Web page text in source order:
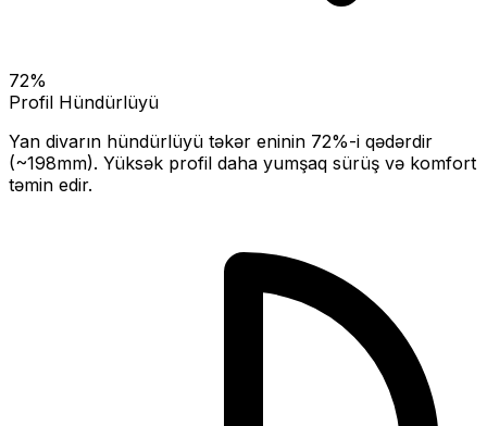
72%
Profil Hündürlüyü
Yan divarın hündürlüyü təkər eninin 72%-i qədərdir
(~198mm). Yüksək profil daha yumşaq sürüş və komfort
təmin edir.